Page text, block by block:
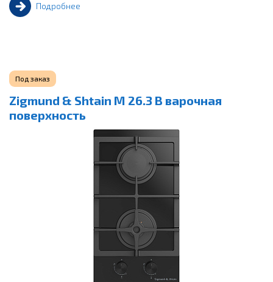
Подробнее
Под заказ
Zigmund & Shtain M 26.3 B варочная
поверхность